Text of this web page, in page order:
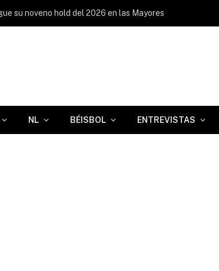
su noveno hold del 2026 en las Mayores
NL BÉISBOL ENTREVISTAS